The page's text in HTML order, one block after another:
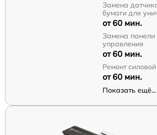
Замена
бумаги для
от 60 мин.
Замена панели
управления
от 60 мин.
Ремонт
от 60 мин.
Показать ещё...